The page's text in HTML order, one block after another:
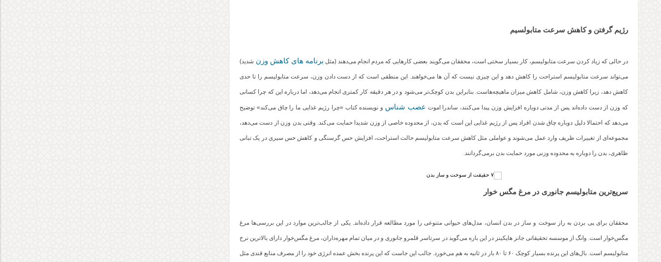
رژیم گرفتن و کاهش سرعت متابولسیم
در حالی که زیاد کردن سرعت متابولیسم، کار بسیار سختی است، محققان می‌گویند بعضی کارهایی که مردم انجام می‌دهند (مثل برنامه‌ های کاهش وزن شدید)
می‌تواند سرعت متابولیسم استراحت را کاهش دهد و این چیزی نیست که آن ها می‌خواهند. این منطقی است که از دست دادن وزن، سرعت متابولیسم را تا حدی
کاهش دهد، زیرا کاهش وزن، شامل کاهش میزان ماهیچه‌هاست. بنابراین بدن کوچک‌تر می‌شود و در هر دقیقه کار کمتری انجام می‌دهد، اما درباره این که چرا کسانی
که وزن از دست داده‌اند پس از مدتی دوباره افزایش وزن پیدا می‌کنند، ساندرا اموت عصب‌ شناس و نویسنده کتاب «چرا رژیم غذایی ما را چاق می‌کند» توضیح
می‌دهد که احتمالا دلیل دوباره چاق شدن افراد پس از رژیم غذایی این است که بدن، از محدوده خاصی از وزن شدیدا حمایت می‌کند. وقتی بدن وزن از دست می‌دهد،
مجموعه‌ای از تغییرات ظریف وارد عمل می‌شوند و عواملی مثل کاهش سرعت متابولیسم حالت استراحت، افزایش حس گرسنگی و کاهش حس سیری در یک تبانی
ظاهری، بدن را دوباره به محدوده وزنی مورد حمایت بدن برمی‌گردانند.
سریع‌ترین متابولیسم جانوری در مرغ مگس‌ خوار
محققان برای پی بردن به راز سوخت و ساز در بدن انسان، مدل‌های حیوانی متنوعی را مورد مطالعه قرار داده‌اند. یکی از جالب‌ترین موارد در این بررسی‌ها مرغ
مگس‌خوار است. وانگ از موسسه تحقیقاتی جانز هاپکینز در این باره می‌گوید در سرتاسر قلمرو جانوری و در میان تمام مهره‌داران، مرغ مگس‌خوار دارای بالاترین نرخ
متابولیسم است. بال‌های این پرنده بسیار کوچک ۶۰ تا ۸۰ بار در ثانیه به هم می‌خورد. جالب این جاست که این پرنده بخش عمده انرژی خود را از مصرف منابع قندی مثل